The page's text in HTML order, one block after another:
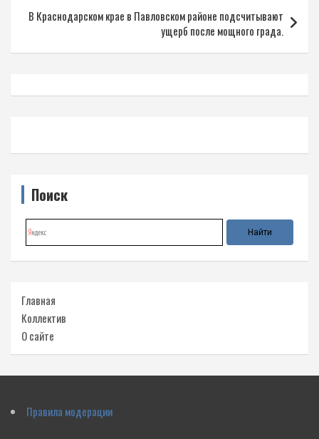
записям
В Краснодарском крае в Павловском районе подсчитывают
ущерб после мощного града.
Поиск
Главная
Коллектив
О сайте
Правила модерации